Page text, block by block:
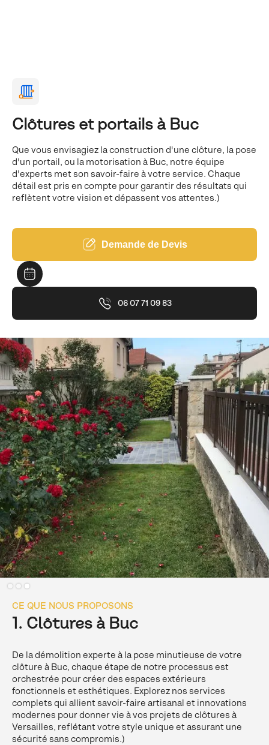
Clôtures et portails à Buc
Que vous envisagiez la construction d'une clôture, la pose
d'un portail, ou la motorisation à Buc, notre équipe
d'experts met son savoir-faire à votre service. Chaque
détail est pris en compte pour garantir des résultats qui
reflètent votre vision et dépassent vos attentes.)
Demande de Devis
06 07 71 09 83
Slide 1 of 3.
CE QUE NOUS PROPOSONS
1. Clôtures à Buc
De la démolition experte à la pose minutieuse de votre
clôture à Buc, chaque étape de notre processus est
orchestrée pour créer des espaces extérieurs
fonctionnels et esthétiques. Explorez nos services
complets qui allient savoir-faire artisanal et innovations
modernes pour donner vie à vos projets de clôtures à
Versailles, reflétant votre style unique et assurant une
sécurité sans compromis.)